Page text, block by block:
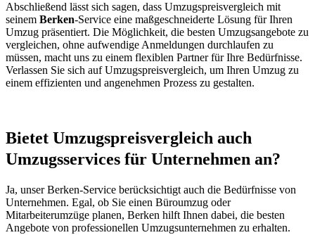
Abschließend lässt sich sagen, dass Umzugspreisvergleich mit
seinem Berken-Service eine maßgeschneiderte Lösung für Ihren
Umzug präsentiert. Die Möglichkeit, die besten Umzugsangebote zu
vergleichen, ohne aufwendige Anmeldungen durchlaufen zu
müssen, macht uns zu einem flexiblen Partner für Ihre Bedürfnisse.
Verlassen Sie sich auf Umzugspreisvergleich, um Ihren Umzug zu
einem effizienten und angenehmen Prozess zu gestalten.
Bietet Umzugspreisvergleich auch
Umzugsservices für Unternehmen an?
Ja, unser Berken-Service berücksichtigt auch die Bedürfnisse von
Unternehmen. Egal, ob Sie einen Büroumzug oder
Mitarbeiterumzüge planen, Berken hilft Ihnen dabei, die besten
Angebote von professionellen Umzugsunternehmen zu erhalten.